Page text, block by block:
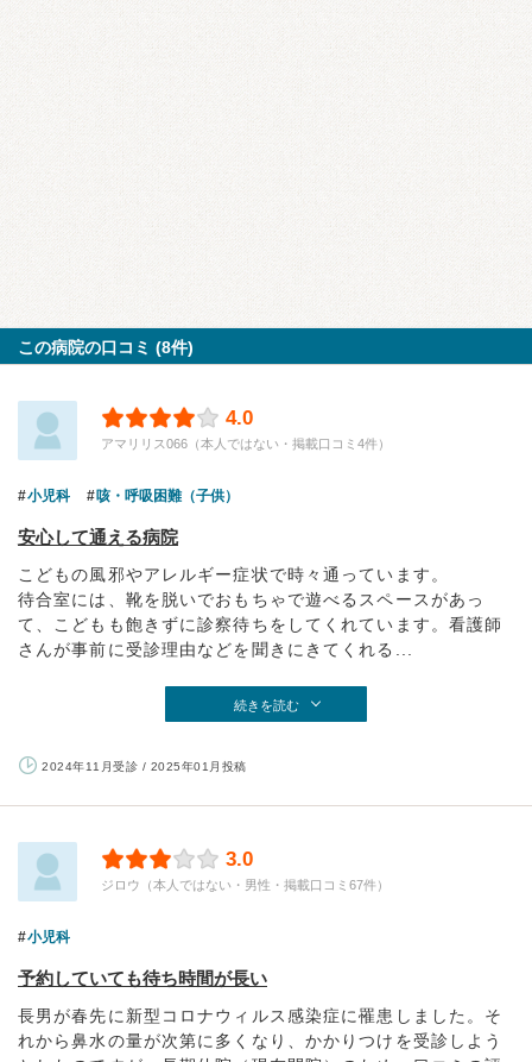
この病院の口コミ (8件)
4.0
アマリリス066（本人ではない・掲載口コミ4件）
小児科 咳・呼吸困難（子供）
安心して通える病院
こどもの風邪やアレルギー症状で時々通っています。
待合室には、靴を脱いでおもちゃで遊べるスペースがあっ
て、こどもも飽きずに診察待ちをしてくれています。看護師
さんが事前に受診理由などを聞きにきてくれる...
続きを読む
2024年11月受診 / 2025年01月投稿
3.0
ジロウ（本人ではない・男性・掲載口コミ67件）
小児科
予約していても待ち時間が長い
長男が春先に新型コロナウィルス感染症に罹患しました。そ
れから鼻水の量が次第に多くなり、かかりつけを受診しよう